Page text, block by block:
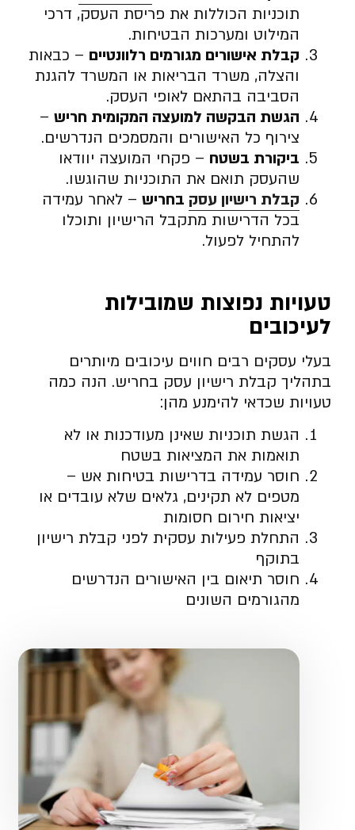
תוכניות הכוללות את פריסת העסק, דרכי
המילוט ומערכות הבטיחות.
קבלת אישורים מגורמים רלוונטיים – כבאות
והצלה, משרד הבריאות או המשרד להגנת
הסביבה בהתאם לאופי העסק.
הגשת הבקשה למועצה המקומית חריש –
צירוף כל האישורים והמסמכים הנדרשים.
ביקורת בשטח – פקחי המועצה יוודאו
שהעסק תואם את התוכניות שהוגשו.
קבלת רישיון עסק בחריש – לאחר עמידה
בכל הדרישות מתקבל הרישיון ותוכלו
להתחיל לפעול.
טעויות נפוצות שמובילות
לעיכובים
בעלי עסקים רבים חווים עיכובים מיותרים
בתהליך קבלת רישיון עסק בחריש. הנה כמה
טעויות שכדאי להימנע מהן:
הגשת תוכניות שאינן מעודכנות או לא
תואמות את המציאות בשטח
חוסר עמידה בדרישות בטיחות אש –
מטפים לא תקינים, גלאים שלא עובדים או
יציאות חירום חסומות
התחלת פעילות עסקית לפני קבלת רישיון
בתוקף
חוסר תיאום בין האישורים הנדרשים
מהגורמים השונים